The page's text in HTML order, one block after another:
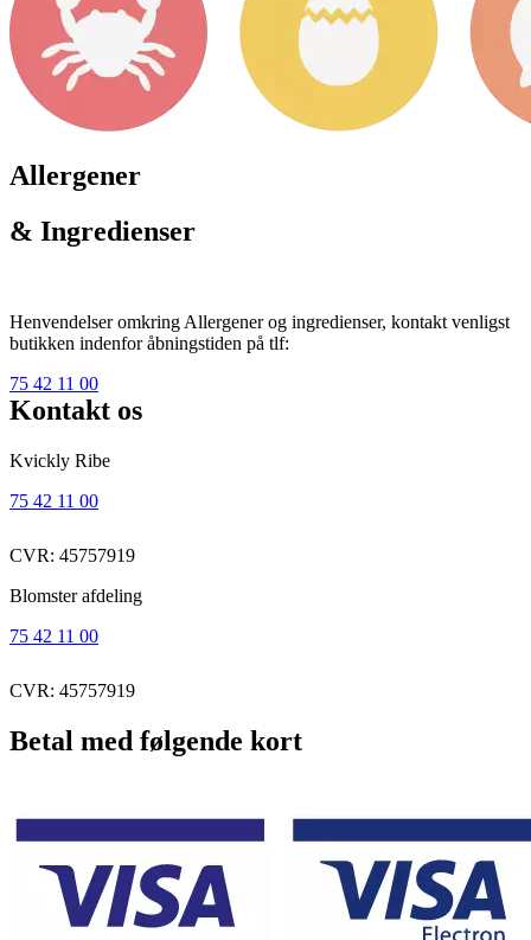
Allergener
& Ingredienser
Henvendelser omkring Allergener og ingredienser, kontakt venligst
butikken indenfor åbningstiden på tlf:
75 42 11 00
Kontakt os
Kvickly Ribe
75 42 11 00
CVR: 45757919
Blomster afdeling
75 42 11 00
CVR: 45757919
Betal med følgende kort